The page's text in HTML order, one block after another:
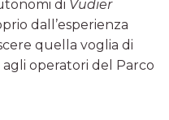
di Vudier
dall’esperienza
quella voglia di
operatori del Parco